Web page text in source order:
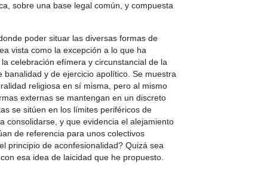
sobre una base legal común, y compuesta
poder situar las diversas formas de
vista como la excepción a lo que ha
celebración efímera y circunstancial de la
y de ejercicio apolítico. Se muestra
religiosa en sí misma, pero al mismo
externas se mantengan en un discreto
se sitúen en los límites periféricos de
consolidarse, y que evidencia el alejamiento
de referencia para unos colectivos
principio de aconfesionalidad? Quizá sea
esa idea de laicidad que he propuesto.